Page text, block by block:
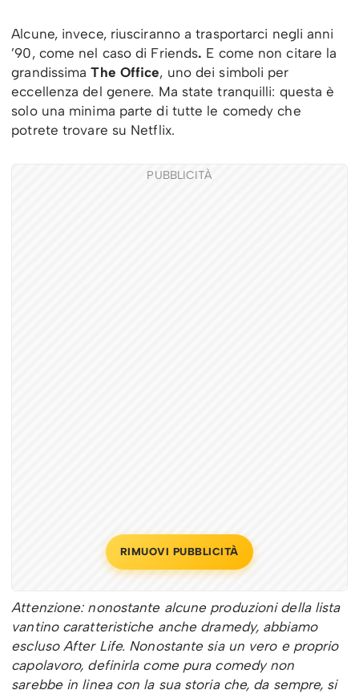
Alcune, invece, riusciranno a trasportarci negli anni
’90, come nel caso di Friends. E come non citare la
grandissimaThe Office, uno dei simboli per
eccellenza del genere. Ma state tranquilli: questa è
solo una minima parte di tutte le comedy che
potrete trovare su Netflix.
PUBBLICITÀ
RIMUOVI PUBBLICITÀ
Attenzione: nonostante alcune produzioni della lista
vantino caratteristiche anche dramedy, abbiamo
escluso After Life. Nonostante sia un vero e proprio
capolavoro, definirla come pura comedy non
sarebbe in linea con la sua storia che, da sempre, si